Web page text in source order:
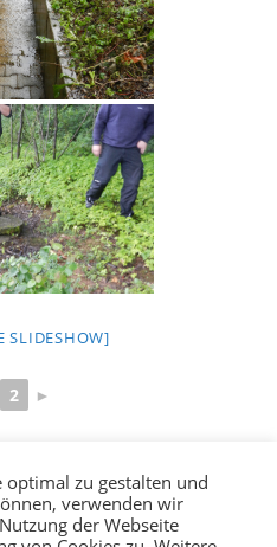
SLIDESHOW]
2 ►
optimal zu gestalten und
verwenden wir
der Webseite